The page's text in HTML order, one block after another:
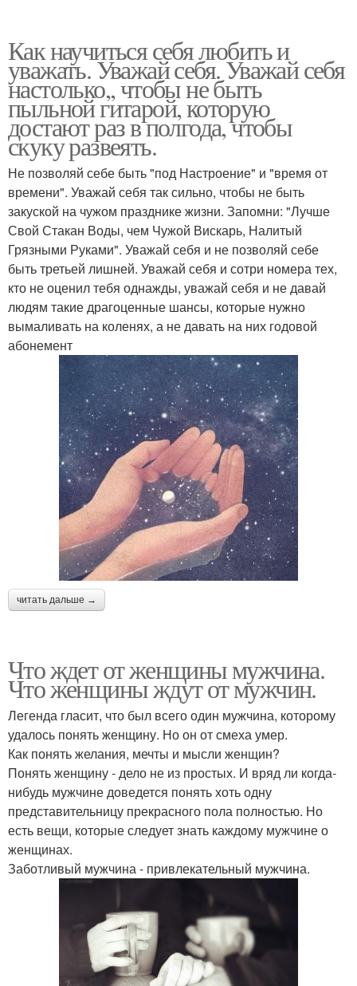
Как научиться себя любить и
уважать. Уважай себя. Уважай себя
настолько,, чтобы не быть
пыльной гитарой, которую
достают раз в полгода, чтобы
скуку развеять.
Не позволяй себе быть "под Настроение" и "время от
времени". Уважай себя так сильно, чтобы не быть
закуской на чужом празднике жизни. Запомни: "Лучше
Свой Стакан Воды, чем Чужой Вискарь, Налитый
Грязными Руками". Уважай себя и не позволяй себе
быть третьей лишней. Уважай себя и сотри номера тех,
кто не оценил тебя однажды, уважай себя и не давай
людям такие драгоценные шансы, которые нужно
вымаливать на коленях, а не давать на них годовой
абонемент
читать дальше →
Что ждет от женщины мужчина.
Что женщины ждут от мужчин.
Легенда гласит, что был всего один мужчина, которому
удалось понять женщину. Но он от смеха умер.
Как понять желания, мечты и мысли женщин?
Понять женщину - дело не из простых. И вряд ли когда-
нибудь мужчине доведется понять хоть одну
представительницу прекрасного пола полностью. Но
есть вещи, которые следует знать каждому мужчине о
женщинах.
Заботливый мужчина - привлекательный мужчина.